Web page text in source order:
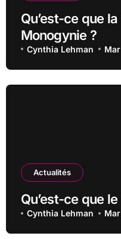
Qu’est-ce que
Monogynie ?
Cynthia Lehman
Actualités
Qu’est-ce que
Cynthia Lehman